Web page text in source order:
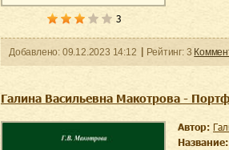
3
Добавленo: 09.12.2023 14:12 Рейтинг: 3
Галина Васильевна Макотрова -
Автор:
Название: